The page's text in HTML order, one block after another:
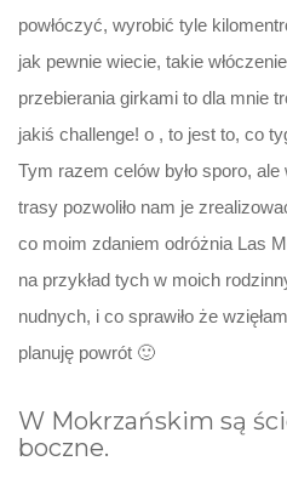
powłóczyć, wyrobić tyle
jak pewnie wiecie, takie
przebierania girkami to dla mnie
jakiś challenge! o , to jest to, co
Tym razem celów było sporo, ale
trasy pozwoliło nam je
co moim zdaniem odróżnia Las
na przykład tych w moich
nudnych, i co sprawiło że
planuję powrót 🙂
W Mokrzańskim są
boczne.